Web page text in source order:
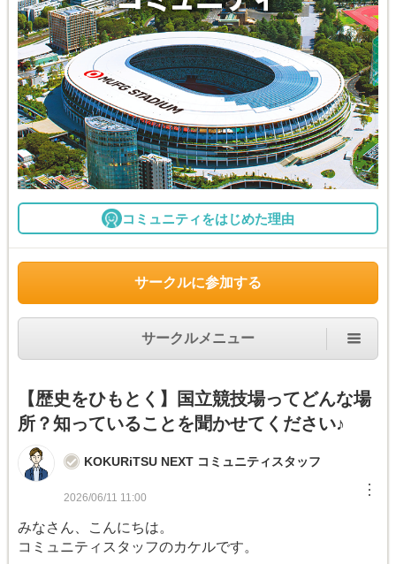
コミュニティをはじめた理由
サークルに参加する
サークルメニュー
【歴史をひもとく】国立競技場ってどんな場
所？知っていることを聞かせてください♪
KOKURiTSU NEXT コミュニティスタッフ
2026/06/11 11:00 ︙
みなさん、こんにちは。
コミュニティスタッフのカケルです。